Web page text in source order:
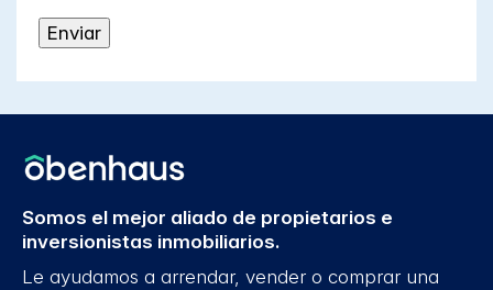
Somos el mejor aliado de propietarios e
inversionistas inmobiliarios.
Le ayudamos a arrendar, vender o comprar una